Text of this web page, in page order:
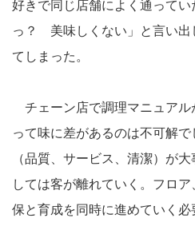
好きで同じ店舗によく通って
っ？ 美味しくない」と言い出
てしまった。
チェーン店で調理マニュアル
って味に差があるのは不可解
（品質、サービス、清潔）が
しては客が離れていく。フロ
保と育成を同時に進めていく必